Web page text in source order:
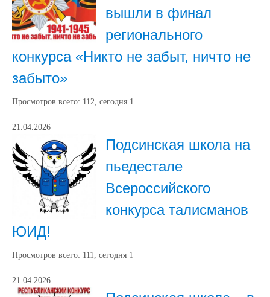
вышли в финал
регионального
конкурса «Никто не забыт, ничто не
забыто»
Просмотров всего: 112, сегодня 1
21.04.2026
Подсинская школа на
пьедестале
Всероссийского
конкурса талисманов
ЮИД!
Просмотров всего: 111, сегодня 1
21.04.2026